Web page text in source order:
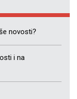
novosti?
i na